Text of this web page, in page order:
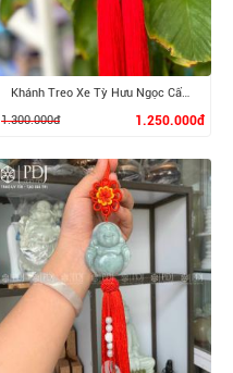
XEM CHI TIẾT
Khánh Treo Xe Tỳ Hưu Ngọc Cẩm Thạch
1.300.000đ
1.250.000đ